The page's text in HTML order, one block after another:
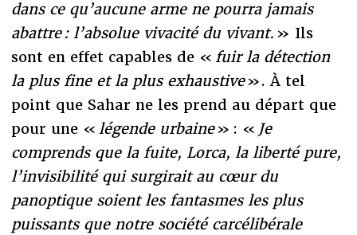
dans ce qu’aucune arme ne pourra jamais
abattre : l’absolue vivacité du vivant. » Ils
sont en effet capables de « fuir la détection
la plus fine et la plus exhaustive». À tel
point que Sahar ne les prend au départ que
pour une « légende urbaine» : « Je
comprends que la fuite, Lorca, la liberté pure,
l’invisibilité qui surgirait au cœur du
panoptique soient les fantasmes les plus
puissants que notre société carcélibérale